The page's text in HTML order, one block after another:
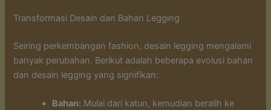
Transformasi Desain dan Bahan Legging
Seiring perkembangan fashion, desain legging mengalami
banyak perubahan. Berikut adalah beberapa evolusi bahan
dan desain legging yang signifikan:
Bahan: Mulai dari katun, kemudian beralih ke